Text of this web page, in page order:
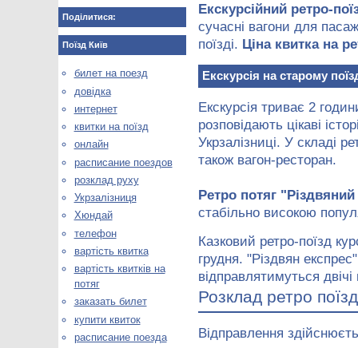
Екскурсійний ретро-
сучасні вагони для
поїзді. Ціна квитка на
Екскурсія на старому
Екскурсія триває 2
розповідають цікаві
Укрзалізниці. У складі
також вагон-ресторан.
Ретро потяг
стабільно високою
Казковий ретро-поїзд
грудня. "Різдвян
відправлятимуться
Розклад ретро
Відправлення
Поділитися:
Поїзд Київ
билет на поезд
довідка
интернет
квитки на поїзд
онлайн
расписание поездов
розклад руху
Укрзалізниця
Хюндай
телефон
вартість квитка
вартість квитків на
потяг
заказать билет
купити квиток
расписание поезда